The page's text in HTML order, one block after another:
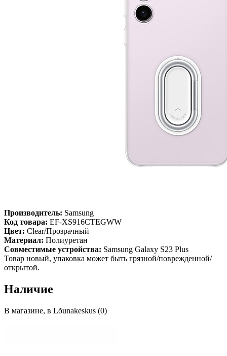
Производитель: Samsung
Код товара: EF-XS916CTEGWW
Цвет: Clear/Прозрачный
Материал: Полиуретан
Совместимые устройства: Samsung Galaxy S23 Plus
Товар новый, упаковка может быть грязной/поврежденной/
открытой.
Наличие
В магазине, в Lõunakeskus (0)